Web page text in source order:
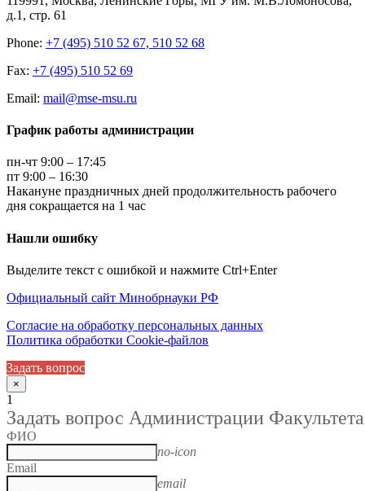
д.1, стр. 61
Phone: +7 (495) 510 52 67, 510 52 68
Fax: +7 (495) 510 52 69
Email: mail@mse-msu.ru
График работы администрации
пн-чт 9:00 – 17:45
пт 9:00 – 16:30
Накануне праздничных дней продолжительность рабочего
дня сокращается на 1 час
Нашли ошибку
Выделите текст с ошибкой и нажмите Ctrl+Enter
Официальный сайт Минобрнауки РФ
Согласие на обработку персональных данных
Политика обработки Cookie-файлов
Задать вопрос
×
1
Задать вопрос Администрации Факультета
ФИО
no-icon
Email
email